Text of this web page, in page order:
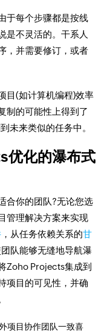
每个步骤都是按线
是不灵活的。干系人
，并需要修订，或者
(如计算机编程)效率
制的可能性上得到了
未来类似的任务中。
化的瀑布式
你的团队?无论您选
管理解决方案来实现
，从任务依赖关系的甘
队能够无缝地导航瀑
Zoho Projects集成到
项目的可见性，并确
项目协作团队一致喜